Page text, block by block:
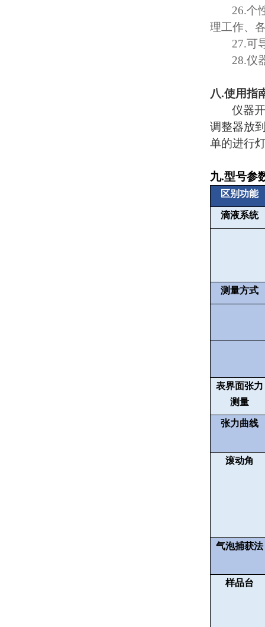
26.个
理工作、
27.可
28.仪
八.使用指
仪器
调整器放
单的进行
九.型号参
区别功能
滴液系统
测量方式
表界面张力
测量
张力曲线
滚动角
气泡捕获法
样品台